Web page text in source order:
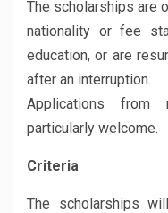
The scholarships are
nationality or fee
education, or are
after an interruption.
Applications from
particularly welcome.
Criteria
The scholarships